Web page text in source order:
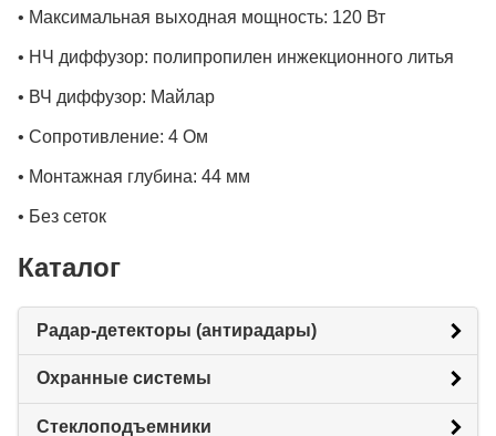
• Максимальная выходная мощность: 120 Вт
• НЧ диффузор: полипропилен инжекционного литья
• ВЧ диффузор: Майлар
• Сопротивление: 4 Ом
• Монтажная глубина: 44 мм
• Без сеток
Каталог
Радар-детекторы (антирадары)
Охранные системы
Стеклоподъемники